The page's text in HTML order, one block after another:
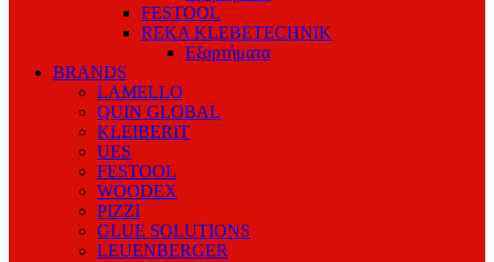
FESTOOL
REKA KLEBETECHNIK
Εξαρτήματα
BRANDS
LAMELLO
QUIN GLOBAL
KLEIBERIT
UES
FESTOOL
WOODEX
PIZZI
GLUE SOLUTIONS
LEUENBERGER